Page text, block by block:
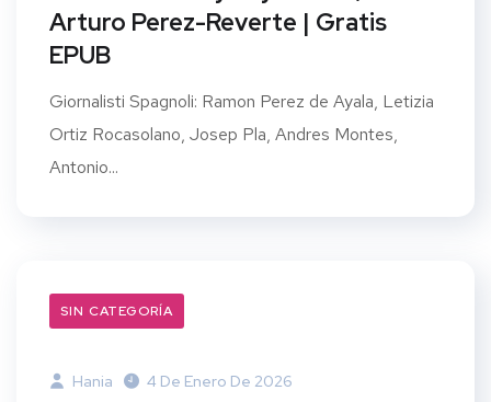
Arturo Perez-Reverte | Gratis
EPUB
Giornalisti Spagnoli: Ramon Perez de Ayala, Letizia
Ortiz Rocasolano, Josep Pla, Andres Montes,
Antonio...
SIN CATEGORÍA
Hania 4 De Enero De 2026